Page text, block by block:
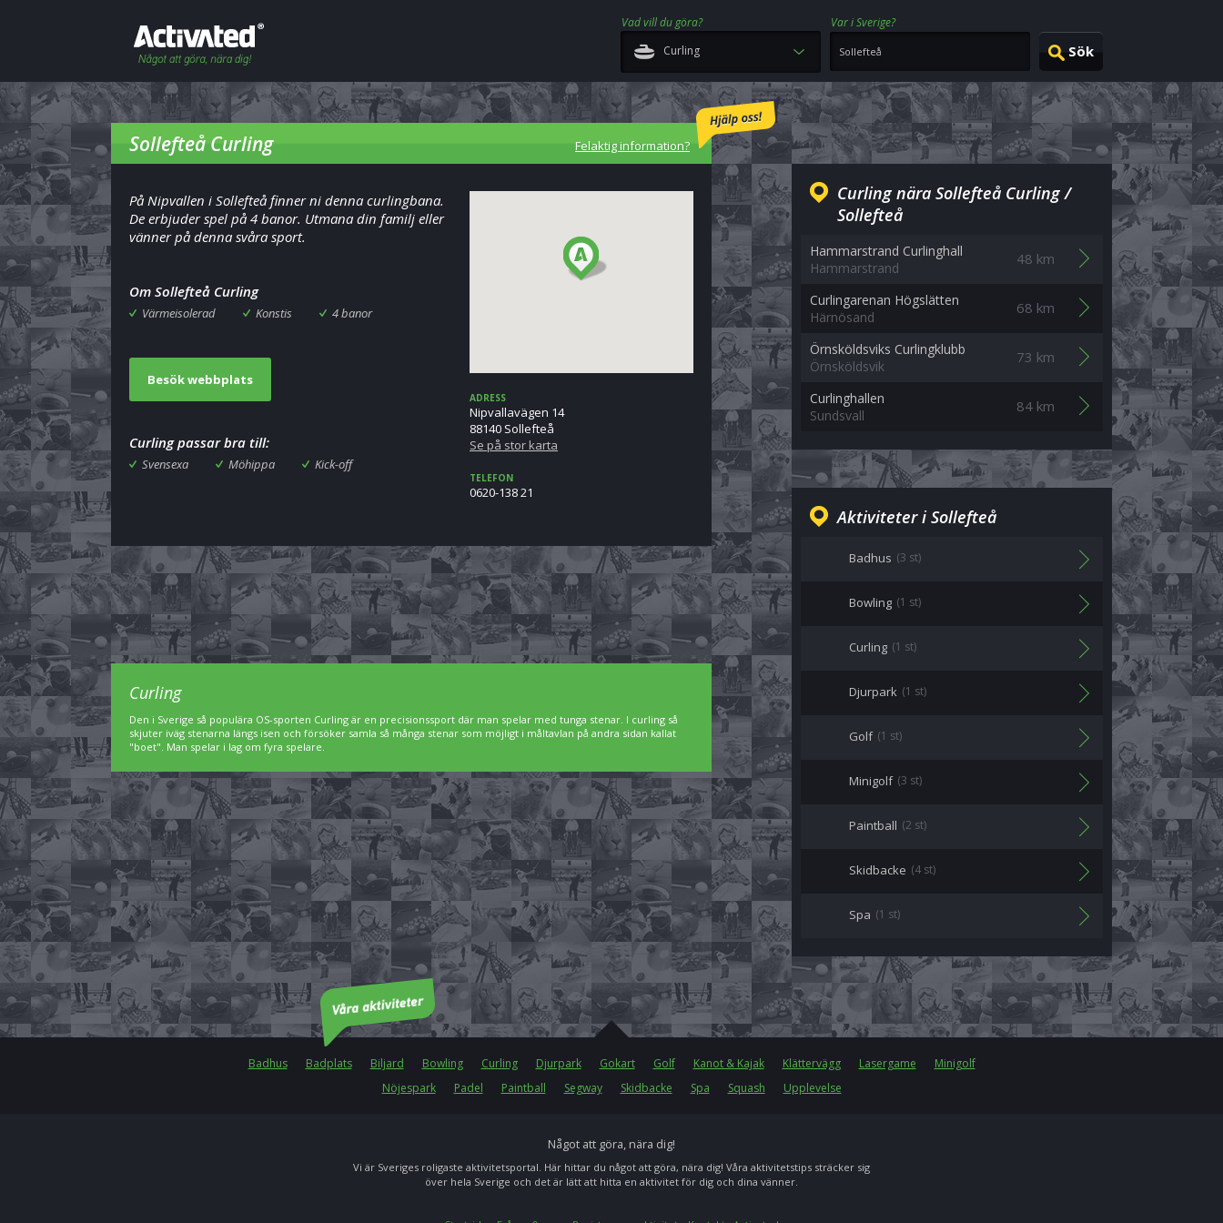
Vad vill du göra?
Var i Sverige?
Curling
Sollefteå Curling Felaktig information?
På Nipvallen i Sollefteå finner ni denna curlingbana.
De erbjuder spel på 4 banor. Utmana din familj eller
vänner på denna svåra sport.
Om Sollefteå Curling
Värmeisolerad Konstis 4 banor
Besök webbplats
Curling passar bra till:
Svensexa Möhippa Kick-off
ADRESS
Nipvallavägen 14
88140 Sollefteå
Se på stor karta
TELEFON
0620-138 21
Curling nära Sollefteå Curling /
Sollefteå
Hammarstrand Curlinghall
Hammarstrand
48 km
Curlingarenan Högslätten
Härnösand
68 km
Örnsköldsviks Curlingklubb
Örnsköldsvik
73 km
Curlinghallen
Sundsvall
84 km
Aktiviteter i Sollefteå
Badhus (3 st)
Bowling (1 st)
Curling (1 st)
Djurpark (1 st)
Golf (1 st)
Minigolf (3 st)
Paintball (2 st)
Skidbacke (4 st)
Spa (1 st)
Curling
Den i Sverige så populära OS-sporten Curling är en precisionssport där man spelar med tunga stenar. I curling så
skjuter iväg stenarna längs isen och försöker samla så många stenar som möjligt i måltavlan på andra sidan kallat
"boet". Man spelar i lag om fyra spelare.
Badhus Badplats Biljard Bowling Curling Djurpark Gokart Golf Kanot & Kajak Klättervägg Lasergame
Minigolf
Nöjespark
Padel Paintball Segway Skidbacke Spa Squash Upplevelse
Något att göra, nära dig!
Vi är Sveriges roligaste aktivitetsportal. Här hittar du något att göra, nära dig! Våra aktivitetstips sträcker sig
över hela Sverige och det är lätt att hitta en aktivitet för dig och dina vänner.